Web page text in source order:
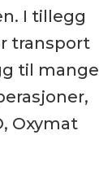
I tillegg
transport
til mange
Oxymat